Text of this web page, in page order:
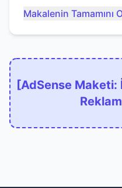
kaçınacağınızı
Makalenin Tamamını
[AdSense Maketi: